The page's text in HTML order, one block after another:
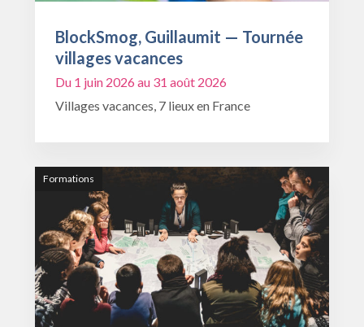
BlockSmog, Guillaumit — Tournée
villages vacances
Du 1 juin 2026 au 31 août 2026
Villages vacances, 7 lieux en France
Formations